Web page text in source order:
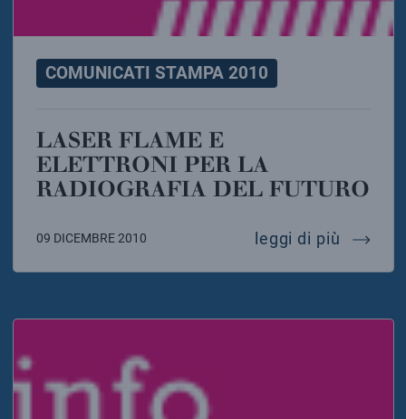
COMUNICATI STAMPA 2010
LASER FLAME E
ELETTRONI PER LA
RADIOGRAFIA DEL FUTURO
09 DICEMBRE 2010 leggi di più laser